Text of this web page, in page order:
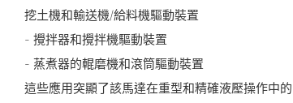
挖土機和輸送機/給料機驅動裝置
- 攪拌器和攪拌機驅動裝置
- 蒸煮器的輥磨機和滾筒驅動裝置
這些應用突顯​​了該馬達在重型和精確液壓操作中的